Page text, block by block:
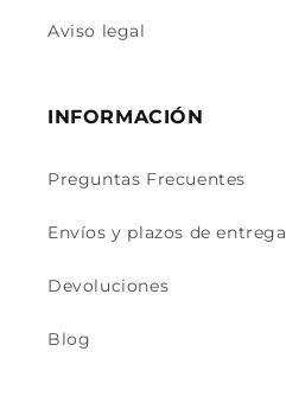
Aviso legal
INFORMACIÓN
Preguntas Frecuentes
Envíos y plazos de entrega
Devoluciones
Blog